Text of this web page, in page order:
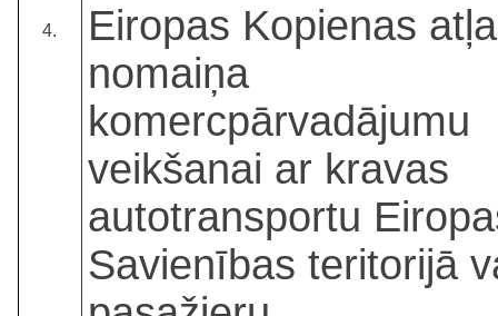
4.
Eiropas Kopienas
nomaiņa
komercpārvadājumu
veikšanai ar kravas
autotransportu
Savienības teritorijā